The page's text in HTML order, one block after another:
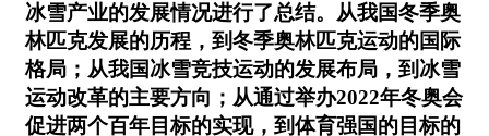
冰雪产业的发展情况进行了总结。从我国冬季奥
林匹克发展的历程，到冬季奥林匹克运动的国际
格局；从我国冰雪竞技运动的发展布局，到冰雪
运动改革的主要方向；从通过举办2022年冬奥会
促进两个百年目标的实现，到体育强国的目标的